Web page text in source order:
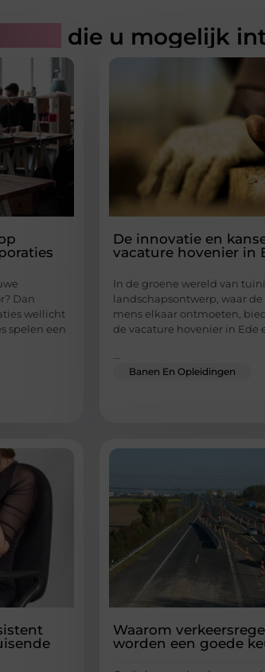
die u mogelijk
Dan
wellicht
spelen een
De innovatie en
vacature hovenier in
In de groene wereld van
landschapsontwerp, waar
mens elkaar ontmoeten,
de vacature hovenier in Ede
...
Banen En Opleidingen
Waarom
worden een goede